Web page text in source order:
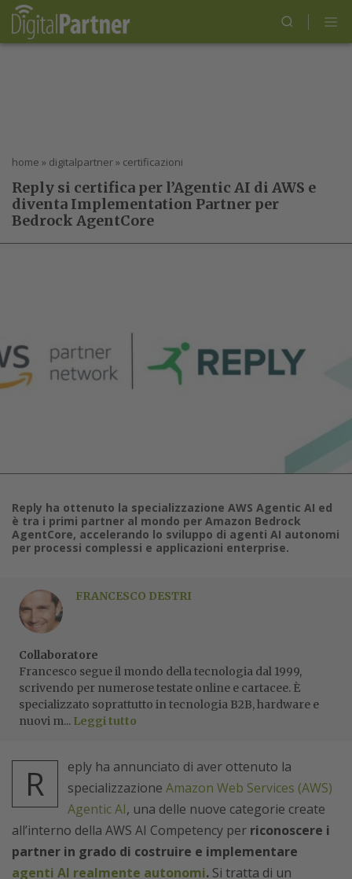
home » digitalpartner» certificazioni
Reply si certifica per l’Agentic AI di AWS e
diventa Implementation Partner per
Bedrock AgentCore
Reply ha ottenuto la specializzazione AWS Agentic AI ed
è tra i primi partner al mondo per Amazon Bedrock
AgentCore, accelerando lo sviluppo di agenti AI autonomi
per processi complessi e applicazioni enterprise.
FRANCESCO DESTRI
Collaboratore
Francesco segue il mondo della tecnologia dal 1999,
scrivendo per numerose testate online e cartacee. È
specializzato soprattutto in tecnologia B2B, hardware e
nuovi m... Leggi tutto
R
eply ha annunciato di aver ottenuto la
specializzazione Amazon Web Services (AWS)
Agentic AI, una delle nuove categorie create
all’interno della AWS AI Competency per riconoscere i
partner in grado di costruire e implementare
agenti AI realmente autonomi. Si tratta di un